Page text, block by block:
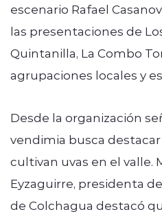
escenario Rafael
las presentaciones de
Quintanilla, La Combo
agrupaciones locales y
Desde la organización
vendimia busca
cultivan uvas en el valle.
Eyzaguirre, presidenta
de Colchagua destacó